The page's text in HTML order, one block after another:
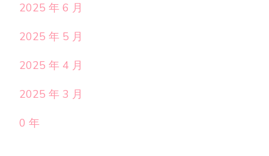
2025 年 6 月
2025 年 5 月
2025 年 4 月
2025 年 3 月
0 年